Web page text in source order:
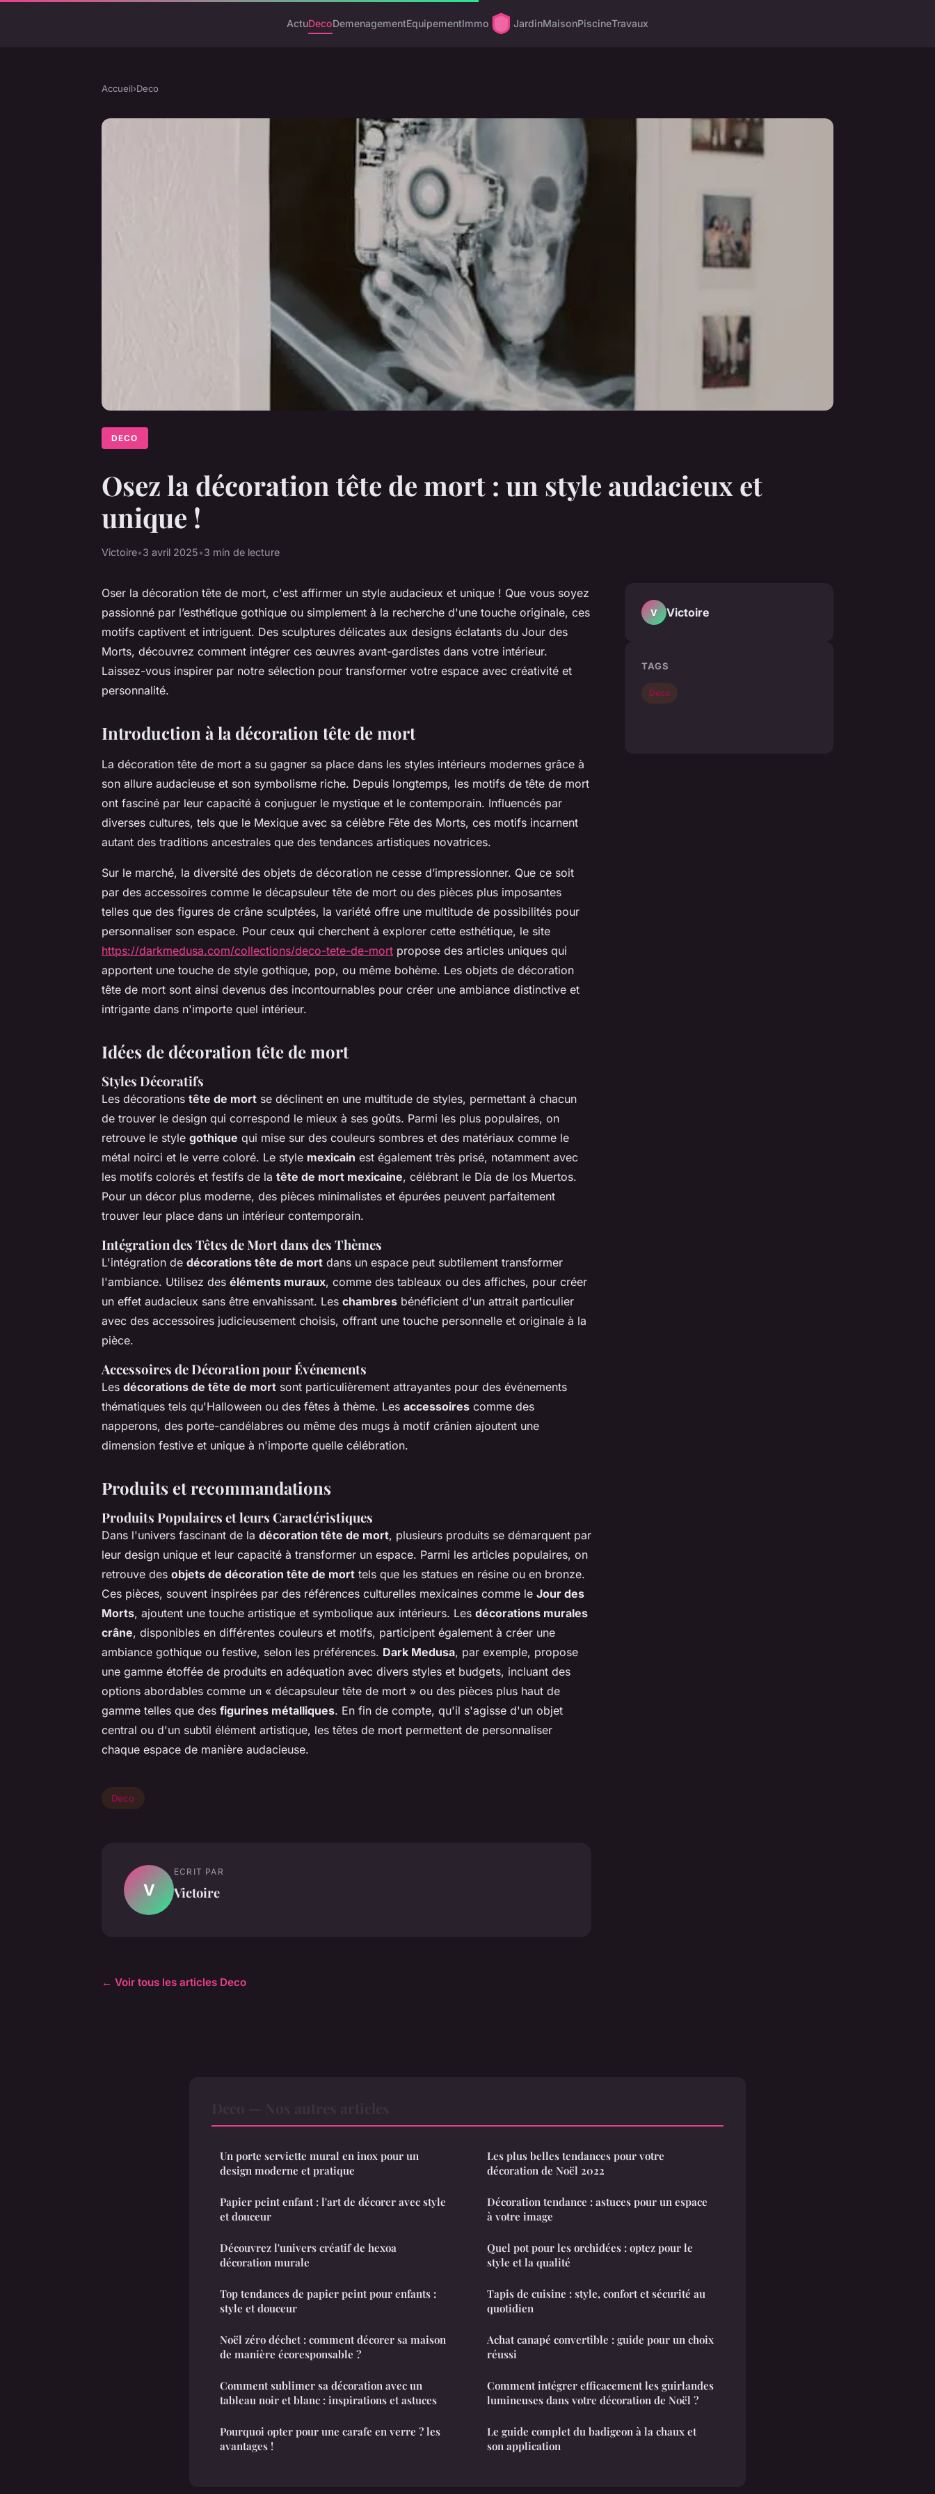
ActuDecoDemenagementEquipementImmo JardinMaisonPiscineTravaux
Accueil›Deco
DECO
Osez la décoration tête de mort : un style audacieux et
unique !
Victoire•3 avril 2025•3 min de lecture
Oser la décoration tête de mort, c'est affirmer un style audacieux et unique ! Que vous soyez
passionné par l’esthétique gothique ou simplement à la recherche d'une touche originale, ces
motifs captivent et intriguent. Des sculptures délicates aux designs éclatants du Jour des
Morts, découvrez comment intégrer ces œuvres avant-gardistes dans votre intérieur.
Laissez-vous inspirer par notre sélection pour transformer votre espace avec créativité et
personnalité.
Introduction à la décoration tête de mort
La décoration tête de mort a su gagner sa place dans les styles intérieurs modernes grâce à
son allure audacieuse et son symbolisme riche. Depuis longtemps, les motifs de tête de mort
ont fasciné par leur capacité à conjuguer le mystique et le contemporain. Influencés par
diverses cultures, tels que le Mexique avec sa célèbre Fête des Morts, ces motifs incarnent
autant des traditions ancestrales que des tendances artistiques novatrices.
Sur le marché, la diversité des objets de décoration ne cesse d’impressionner. Que ce soit
par des accessoires comme le décapsuleur tête de mort ou des pièces plus imposantes
telles que des figures de crâne sculptées, la variété offre une multitude de possibilités pour
personnaliser son espace. Pour ceux qui cherchent à explorer cette esthétique, le site
https://darkmedusa.com/collections/deco-tete-de-mort propose des articles uniques qui
apportent une touche de style gothique, pop, ou même bohème. Les objets de décoration
tête de mort sont ainsi devenus des incontournables pour créer une ambiance distinctive et
intrigante dans n'importe quel intérieur.
Idées de décoration tête de mort
Styles Décoratifs
Les décorations tête de mort se déclinent en une multitude de styles, permettant à chacun
de trouver le design qui correspond le mieux à ses goûts. Parmi les plus populaires, on
retrouve le style gothique qui mise sur des couleurs sombres et des matériaux comme le
métal noirci et le verre coloré. Le style mexicain est également très prisé, notamment avec
les motifs colorés et festifs de la tête de mort mexicaine, célébrant le Día de los Muertos.
Pour un décor plus moderne, des pièces minimalistes et épurées peuvent parfaitement
trouver leur place dans un intérieur contemporain.
Intégration des Têtes de Mort dans des Thèmes
L'intégration de décorations tête de mort dans un espace peut subtilement transformer
l'ambiance. Utilisez des éléments muraux, comme des tableaux ou des affiches, pour créer
un effet audacieux sans être envahissant. Les chambres bénéficient d'un attrait particulier
avec des accessoires judicieusement choisis, offrant une touche personnelle et originale à la
pièce.
Accessoires de Décoration pour Événements
Les décorations de tête de mort sont particulièrement attrayantes pour des événements
thématiques tels qu'Halloween ou des fêtes à thème. Les accessoires comme des
napperons, des porte-candélabres ou même des mugs à motif crânien ajoutent une
dimension festive et unique à n'importe quelle célébration.
Produits et recommandations
Produits Populaires et leurs Caractéristiques
Dans l'univers fascinant de la décoration tête de mort, plusieurs produits se démarquent par
leur design unique et leur capacité à transformer un espace. Parmi les articles populaires, on
retrouve des objets de décoration tête de mort tels que les statues en résine ou en bronze.
Ces pièces, souvent inspirées par des références culturelles mexicaines comme le Jour des
Morts, ajoutent une touche artistique et symbolique aux intérieurs. Les décorations murales
crâne, disponibles en différentes couleurs et motifs, participent également à créer une
ambiance gothique ou festive, selon les préférences. Dark Medusa, par exemple, propose
une gamme étoffée de produits en adéquation avec divers styles et budgets, incluant des
options abordables comme un « décapsuleur tête de mort » ou des pièces plus haut de
gamme telles que des figurines métalliques. En fin de compte, qu'il s'agisse d'un objet
central ou d'un subtil élément artistique, les têtes de mort permettent de personnaliser
chaque espace de manière audacieuse.
Deco
V
ECRIT PAR
Victoire
← Voir tous les articles Deco
V Victoire
TAGS
Deco
Un porte serviette mural en inox pour un
design moderne et pratique
Papier peint enfant : l'art de décorer avec style
et douceur
Découvrez l'univers créatif de hexoa
décoration murale
Top tendances de papier peint pour enfants :
style et douceur
Noël zéro déchet : comment décorer sa maison
de manière écoresponsable ?
Comment sublimer sa décoration avec un
tableau noir et blanc : inspirations et astuces
Pourquoi opter pour une carafe en verre ? les
avantages !
Les plus belles tendances pour votre
décoration de Noël 2022
Décoration tendance : astuces pour un espace
à votre image
Quel pot pour les orchidées : optez pour le
style et la qualité
Tapis de cuisine : style, confort et sécurité au
quotidien
Achat canapé convertible : guide pour un choix
réussi
Comment intégrer efficacement les guirlandes
lumineuses dans votre décoration de Noël ?
Le guide complet du badigeon à la chaux et
son application